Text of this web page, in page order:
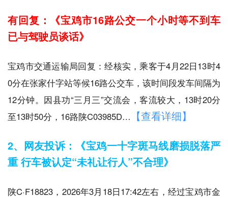
有回复：《宝鸡市16路公交一个小时等不到车
已与驾驶员谈话》
宝鸡市交通运输局回复：经核实，乘客于4月22日13时4
0分在张家什字站等候16路公交车，该时间段发车间隔为
12分钟。因县功“三月三”交流会，客流较大，13时20分
至13时50分，16路陕C03985D… 【查看详细】
2、网友投诉：《宝鸡一十字斑马线磨损脱落严
重 行车被认定“未礼让行人”不合理》
陕C·F18823，2026年3月18日17:42左右，经过宝鸡市金